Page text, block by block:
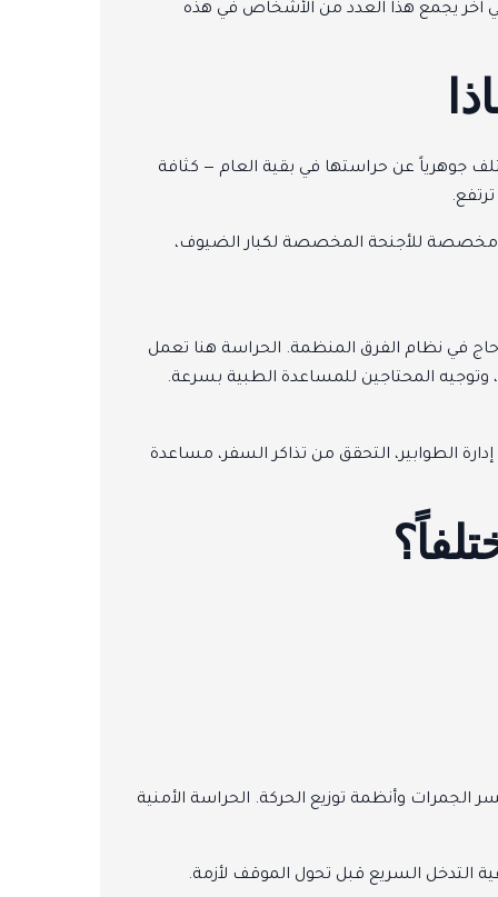
آخر يجمع هذا العدد من الأشخاص في هذه
جوهرياً عن حراستها في بقية العام — كثافة
مخصصة للأجنحة المخصصة لكبار الضيوف،
حاج في نظام الفرق المنظمة. الحراسة هنا تعمل
وتوجيه المحتاجين للمساعدة الطبية بسرعة.
الطوابير، التحقق من تذاكر السفر، مساعدة
وأنظمة توزيع الحركة. الحراسة الأمنية
التدخل السريع قبل تحول الموقف لأزمة.